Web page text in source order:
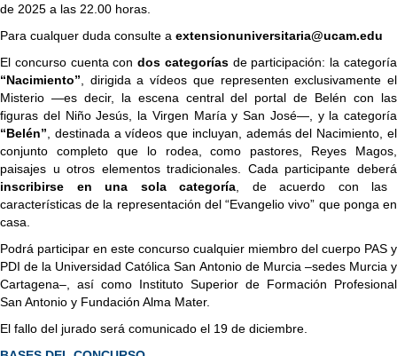
de 2025 a las 22.00 horas.
Para cualquer duda consulte a extensionuniversitaria@ucam.edu
El concurso cuenta condos categoríasde participación: la categoría
“Nacimiento” , dirigida a vídeos que representen exclusivamente el
Misterio —es decir, la escena central del portal de Belén con las
figuras del Niño Jesús, la Virgen María y San José—, y la categoría
“Belén” , destinada a vídeos que incluyan, además del Nacimiento, el
conjunto completo que lo rodea, como pastores, Reyes Magos,
paisajes u otros elementos tradicionales. Cada participante deberá
inscribirse en una sola categoría , de acuerdo con las
características de la representación del “Evangelio vivo” que ponga en
casa.
Podrá participar en este concurso cualquier miembro del cuerpo PAS y
PDI de la Universidad Católica San Antonio de Murcia –sedes Murcia y
Cartagena–, así como Instituto Superior de Formación Profesional
San Antonio y Fundación Alma Mater.
El fallo del jurado será comunicado el 19 de diciembre.